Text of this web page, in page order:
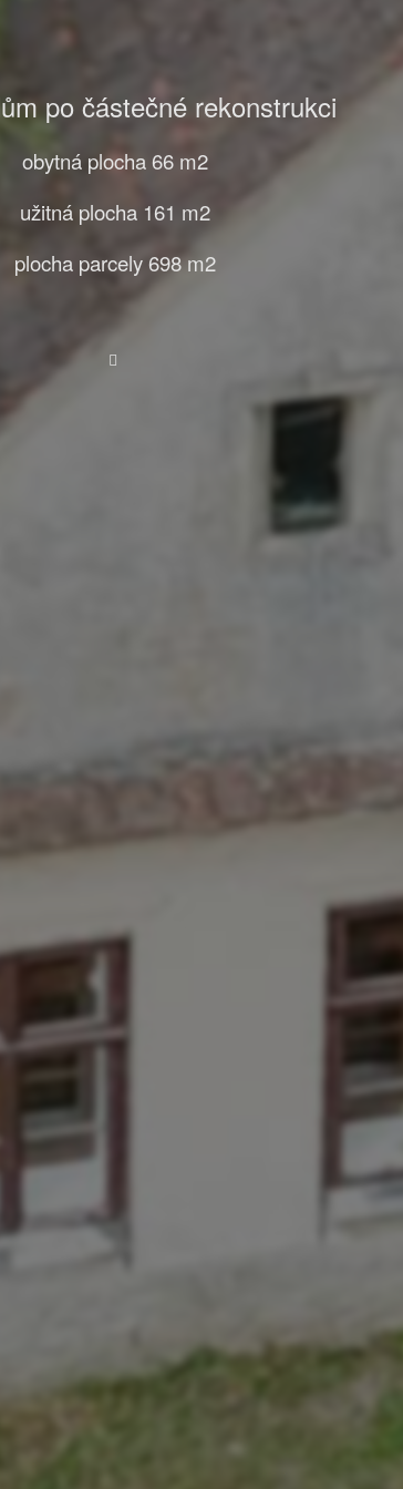
po částečné rekonstrukci
obytná plocha 66 m2
užitná plocha 161 m2
plocha parcely 698 m2